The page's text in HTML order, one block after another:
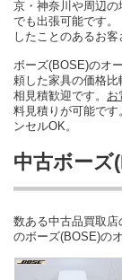
京・神奈川や周辺
でも出張可能です
したことのあるお客
ボーズ(BOSE)のオ
頼した家具の価格
相見積歓迎です。 お
料見積りが可能で
ンセルOK。
中古ボーズ
数ある中古品買取
のボーズ(BOSE)の